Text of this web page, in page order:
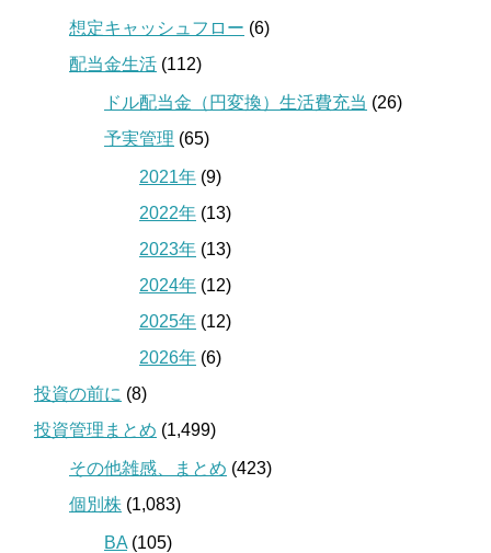
想定キャッシュフロー (6)
配当金生活 (112)
ドル配当金（円変換）生活費充当 (26)
予実管理 (65)
2021年 (9)
2022年 (13)
2023年 (13)
2024年 (12)
2025年 (12)
2026年 (6)
投資の前に (8)
投資管理まとめ (1,499)
その他雑感、まとめ (423)
個別株 (1,083)
BA (105)